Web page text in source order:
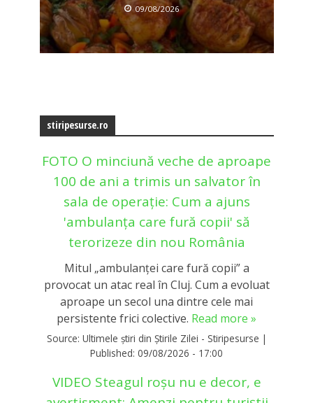
09/08/2026
stiripesurse.ro
FOTO O minciună veche de aproape
100 de ani a trimis un salvator în
sala de operație: Cum a ajuns
'ambulanța care fură copii' să
terorizeze din nou România
Mitul „ambulanței care fură copii” a
provocat un atac real în Cluj. Cum a evoluat
aproape un secol una dintre cele mai
persistente frici colective. Read more »
Source: Ultimele știri din Știrile Zilei - Stiripesurse |
Published: 09/08/2026 - 17:00
VIDEO Steagul roșu nu e decor, e